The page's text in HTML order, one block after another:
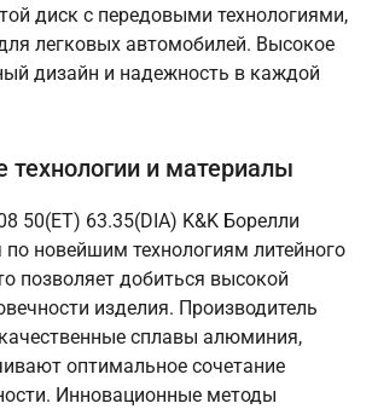
диск с передовыми технологиями,
легковых автомобилей. Высокое
дизайн и надежность в каждой
и материалы
50(ET) 63.35(DIA) K&K Борелли
по новейшим технологиям литейного
позволяет добиться высокой
изделия. Производитель
качественные сплавы алюминия,
оптимальное сочетание
Инновационные методы